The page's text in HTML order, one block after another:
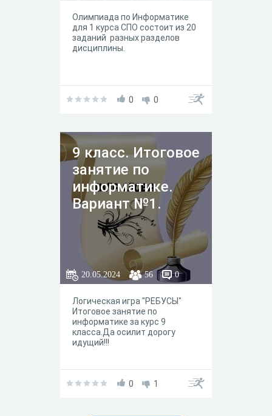
Олимпиада по Информатике
для 1 курса СПО состоит из 20
заданий разных разделов
дисциплины.
0 0
9 класс. Итоговое
занятие по
информатике.
Вариант №1.
20.05.2024 56 0
Логическая игра "РЕБУСЫ"
Итоговое занятие по
информатике за курс 9
класса.Да осилит дорогу
идущий!!!
0 1